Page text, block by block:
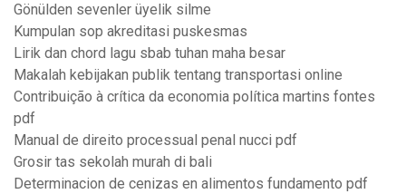
Gönülden sevenler üyelik silme
Kumpulan sop akreditasi puskesmas
Lirik dan chord lagu sbab tuhan maha besar
Makalah kebijakan publik tentang transportasi online
Contribuição à crítica da economia política martins fontes
pdf
Manual de direito processual penal nucci pdf
Grosir tas sekolah murah di bali
Determinacion de cenizas en alimentos fundamento pdf